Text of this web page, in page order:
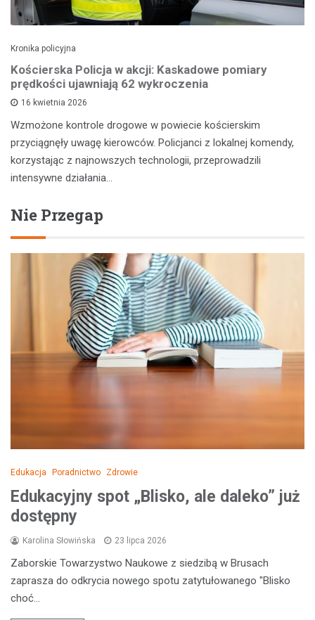
Kronika policyjna
Kościerska Policja w akcji: Kaskadowe pomiary
prędkości ujawniają 62 wykroczenia
16 kwietnia 2026
Wzmożone kontrole drogowe w powiecie kościerskim
przyciągnęły uwagę kierowców. Policjanci z lokalnej komendy,
korzystając z najnowszych technologii, przeprowadzili
intensywne działania…
Nie Przegap
Edukacja Poradnictwo Zdrowie
Edukacyjny spot „Blisko, ale daleko” już
dostępny
Karolina Słowińska 23 lipca 2026
Zaborskie Towarzystwo Naukowe z siedzibą w Brusach
zaprasza do odkrycia nowego spotu zatytułowanego "Blisko
choć…